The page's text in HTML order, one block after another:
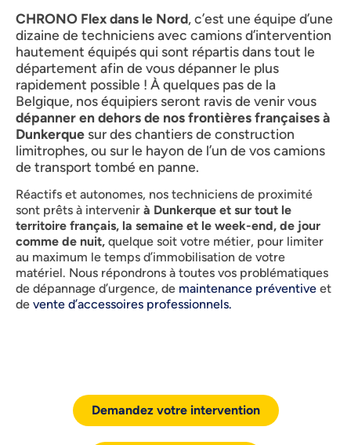
CHRONO Flex dans le Nord, c’est une équipe d’une
dizaine de techniciens avec camions d’intervention
hautement équipés qui sont répartis dans tout le
département afin de vous dépanner le plus
rapidement possible ! Àquelques pas de la
Belgique, nos équipiers seront ravis de venir vous
dépanner en dehors de nos frontières françaises à
Dunkerque sur des chantiers de construction
limitrophes, ou sur le hayon de l’un de vos camions
de transport tombé en panne.
Réactifs et autonomes, nos techniciens de proximité
sont prêts à intervenir à Dunkerque et sur tout le
territoire français, la semaine et le week-end, de jour
comme de nuit, quelque soit votre métier, pour limiter
au maximum le temps d’immobilisation de votre
matériel. Nous répondrons à toutes vos problématiques
de dépannage d’urgence, de maintenance préventive et
de vente d’accessoires professionnels.
Demandez votre intervention